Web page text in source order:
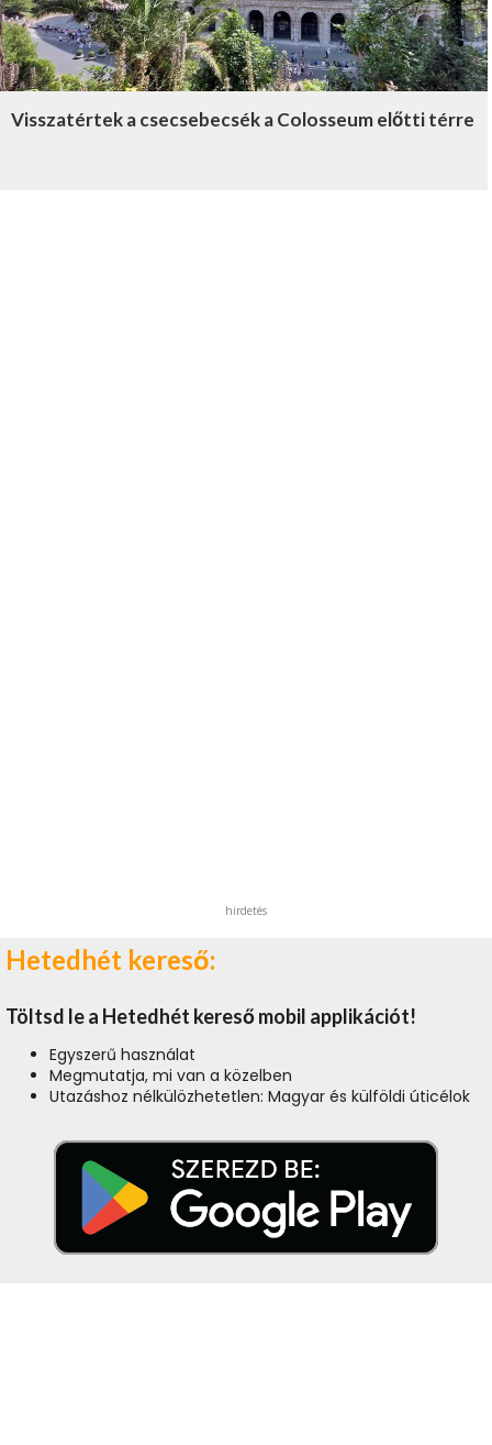
Visszatértek a csecsebecsék a Colosseum előtti térre
hirdetés
Hetedhét kereső:
Töltsd le a Hetedhét kereső mobil applikációt!
Egyszerű használat
Megmutatja, mi van a közelben
Utazáshoz nélkülözhetetlen: Magyar és külföldi úticélok